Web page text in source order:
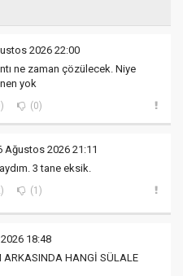
2026 22:00
ne zaman çözülecek. Niye
yok
(0)
Ağustos 2026 21:11
3 tane eksik.
(1)
18:48
ARKASINDA HANGİ SÜLALE